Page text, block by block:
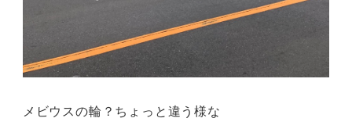
メビウスの輪？ちょっと違う様な